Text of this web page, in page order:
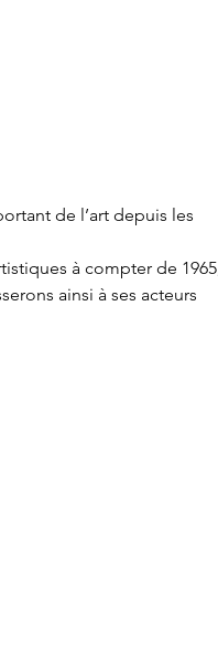
de l’art depuis les
à compter de 1965,
ainsi à ses acteurs